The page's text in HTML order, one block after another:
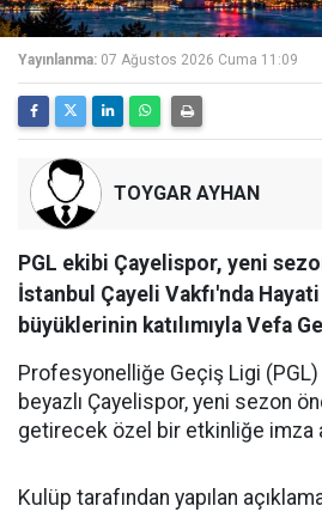
Yayınlanma: 07 Ağustos 2026 Cuma 11:09
TOYGAR AYHAN
PGL ekibi Çayelispor, yeni
İstanbul Çayeli Vakfı'nda Hayati
büyüklerinin katılımıyla Vefa
Profesyonelliğe Geçiş Ligi
beyazlı Çayelispor, yeni sezon
getirecek özel bir etkinliğe imza
Kulüp tarafından yapılan